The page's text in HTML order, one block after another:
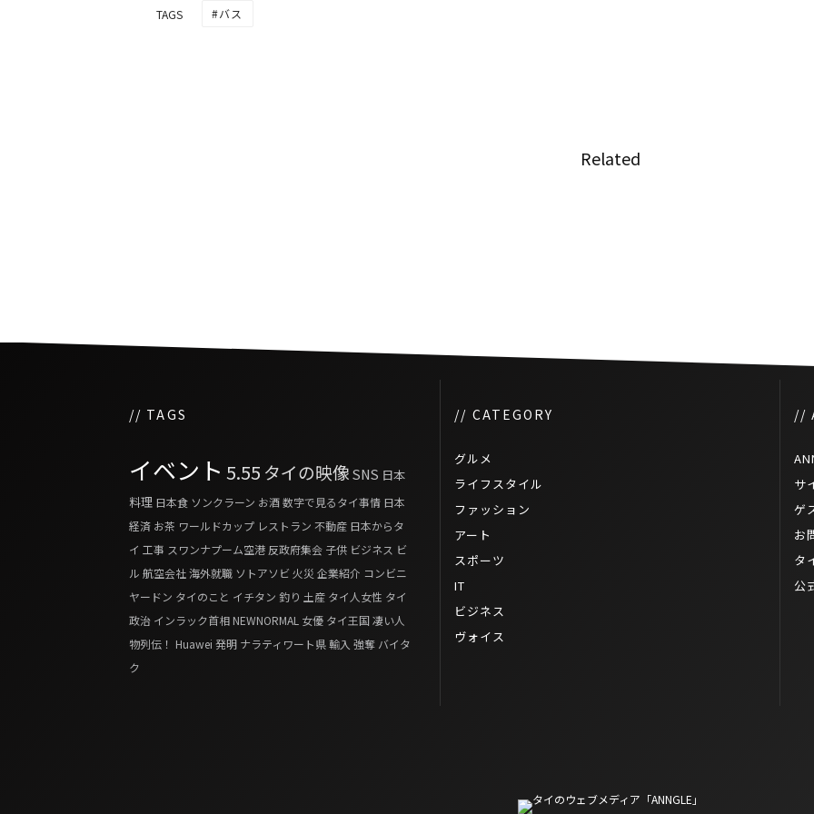
TAGS バス
Related
// TAGS
イベント 5.55 タイの映像SNS 日本
料理 日本食 ソンクラーン お酒数字で見るタイ事情 日本
経済 お茶 ワールドカップ レストラン 不動産 日本からタ
イ 工事 スワンナプーム空港 反政府集会 子供 ビジネス ビ
ル 航空会社海外就職 ソトアソビ火災 企業紹介 コンビニ
ヤードン タイのこと イチタン 釣り 土産 タイ人女性 タイ
政治 インラック首相NEWNORMAL 女優 タイ王国 凄い人
物列伝！ Huawei 発明 ナラティワート県輸入 強奪 バイタ
ク
// CATEGORY
グルメ
ライフスタイル
ファッション
アート
スポーツ
IT
ビジネス
ヴォイス
//
サ
ゲ
お
タ
公